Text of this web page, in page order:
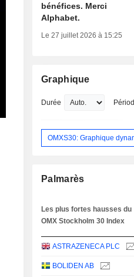
bénéfices. Merci
Alphabet.
Le 27 juillet 2026 à 15:25
Graphique
Durée
OMXS30: Graphique
Palmarès
Les plus fortes hausses du
OMX Stockholm 30 Index
ASTRAZENECA PLC
BOLIDEN AB